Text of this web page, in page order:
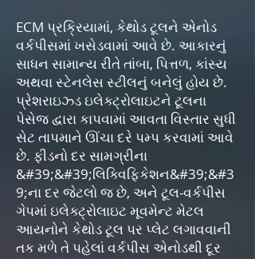
ECM પ્રક્રિયામાં, કેથોડ ટૂલને એનોડ
વર્કપીસમાં ખસેડવામાં આવે છે. આકારનું
સાધન સામાન્ય રીતે તાંબા, પિત્તળ, કાંસ્ય
અથવા સ્ટેનલેસ સ્ટીલનું બનેલું હોય છે.
પ્રેશરાઇઝ્ડ ઇલેક્ટ્રોલાઇટને ટૂલના
પેસેજ દ્વારા કાપવામાં આવતા વિસ્તાર સુધી
સેટ તાપમાને ઊંચા દરે પમ્પ કરવામાં આવે
છે. ફીડનો દર સામગ્રીના
&#39;&#39;લિક્વિફિકેશન&#39;&#3
9;ના દર જેટલો જ છે, અને ટૂલ-વર્કપીસ
ગેપમાં ઇલેક્ટ્રોલાઇટ મૂવમેન્ટ મેટલ
આયનોને કેથોડ ટૂલ પર પ્લેટ લગાવવાની
તક મળે તે પહેલાં વર્કપીસ એનોડથી દૂર